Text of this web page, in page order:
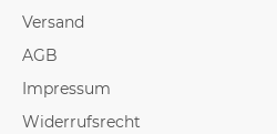
Versand
AGB
Impressum
Widerrufsrecht